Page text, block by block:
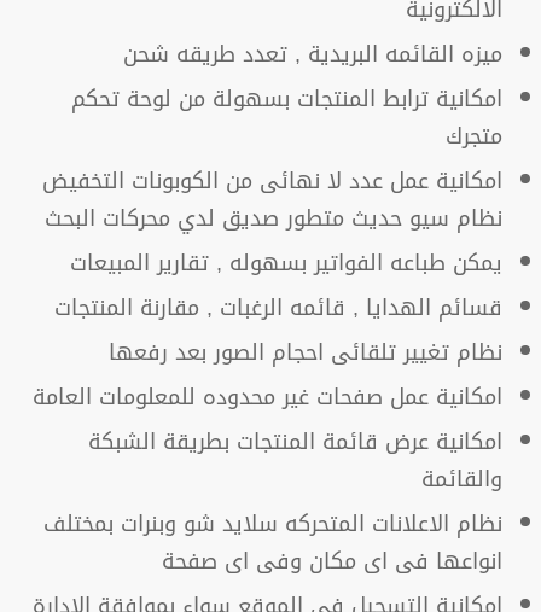
الالكترونية
ميزه القائمه البريدية , تعدد طريقه شحن
امكانية ترابط المنتجات بسهولة من لوحة تحكم
متجرك
امكانية عمل عدد لا نهائى من الكوبونات التخفيض
نظام سيو حديث متطور صديق لدي محركات البحث
يمكن طباعه الفواتير بسهوله , تقارير المبيعات
قسائم الهدايا , قائمه الرغبات , مقارنة المنتجات
نظام تغيير تلقائى احجام الصور بعد رفعها
امكانية عمل صفحات غير محدوده للمعلومات العامة
امكانية عرض قائمة المنتجات بطريقة الشبكة
والقائمة
نظام الاعلانات المتحركه سلايد شو وبنرات بمختلف
انواعها فى اى مكان وفى اى صفحة